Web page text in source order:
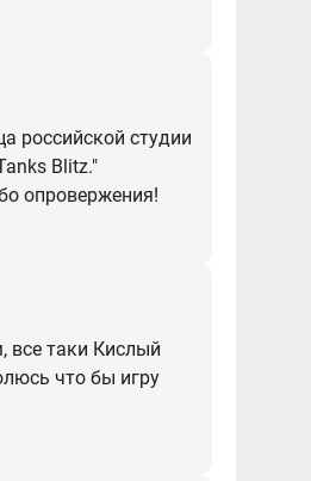
российской студии
Blitz."
опровержения!
все таки Кислый
что бы игру